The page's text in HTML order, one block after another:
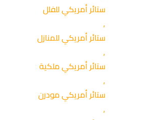
ستائر أمريكي للفلل
,
ستائر أمريكي للمنازل
,
ستائر أمريكي ملكية
,
ستائر أمريكي مودرن
,